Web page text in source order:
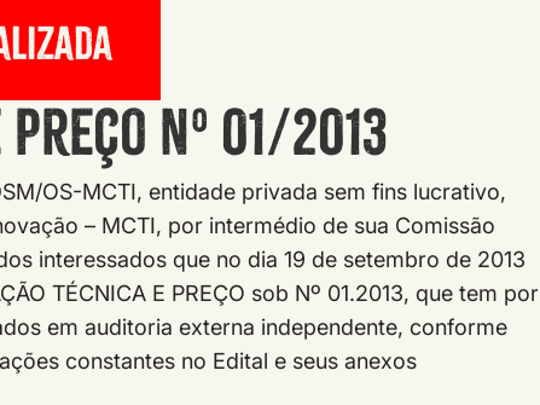
Nº 01/2013
OS-MCTI, entidade privada sem fins lucrativo,
– MCTI, por intermédio de sua Comissão
interessados que no dia 19 de setembro de 2013
TÉCNICA E PREÇO sob Nº 01.2013, que tem por
em auditoria externa independente, conforme
constantes no Edital e seus anexos